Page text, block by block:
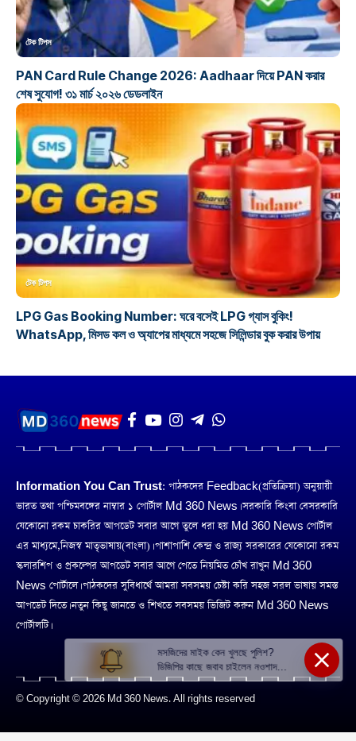
টেক টিপস
PAN Card Rule Change 2026: Aadhaar দিয়ে PAN করার
শেষ সুযোগ! ৩১ মার্চ ২০২৬ ডেডলাইন
টেক টিপস
LPG Gas Booking Number: ঘরে বসেই LPG গ্যাস বুকিং!
WhatsApp, মিসড কল ও অ্যাপের মাধ্যমে সহজে সিলিন্ডার বুক করার উপায়
Information You Can Trust: পাঠকদের Feedback(প্রতিক্রিয়া) অনুয়ায়ী
ভারত তথা পশ্চিমবঙ্গের নাম্বার ১ পোর্টাল Md 360 News। সরকারি কিংবা বেসরকারি
যেকোনো রকম চাকরির আপডেট সবার আগে তুলে ধরা হয় Md 360 News পোর্টাল
এর মাধ্যমে,নিজস্ব মাতৃভাষায়(বাংলা)। পাশাপাশি কেন্দ্র ও রাজ্য সরকারের যেকোনো রকম
স্কলারশিপ ও প্রকল্পের আপডেট সবার আগে পেতে নিয়মিত চোঁখ রাখুন Md 360
News পোর্টালে। পাঠকদের সুবিধার্থে আমরা সবসময় চেষ্টা করি সহজ সরল ভাষায় সমস্ত
আপডেট দিতে। নতুন কিছু জানতে ও শিখতে সবসময় ভিজিট করুন Md 360 News
পোর্টালটি।
© Copyright © 2026 Md 360 News. All rights reserved
মসজিদের মাইক কেন খুলছে পুলিশ?
ডিজিপির কাছে জবাব চাইলেন নওশাদ
সিদ্দিকী; ব্যাখ্যা না মিললে আইনি পদক্ষেপের
ইঙ্গিত